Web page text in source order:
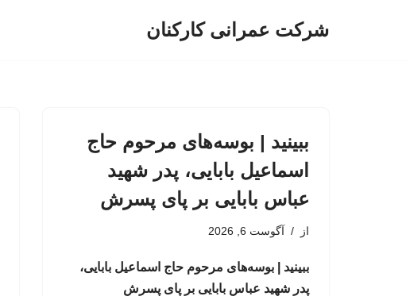
شرکت عمرانی کارکنان
ببینید | بوسه‌های مرحوم حاج
اسماعیل بابایی، پدر شهید
عباس بابایی بر پای پسرش
از آگوست 6, 2026
ببینید | بوسه‌های مرحوم حاج اسماعیل بابایی،
پدر شهید عباس بابایی بر پای پسرش